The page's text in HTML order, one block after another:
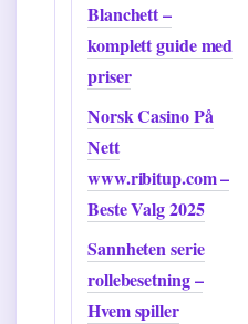
Blanchett –
komplett guide med
priser
Norsk Casino På
Nett
www.ribitup.com –
Beste Valg 2025
Sannheten serie
rollebesetning –
Hvem spiller